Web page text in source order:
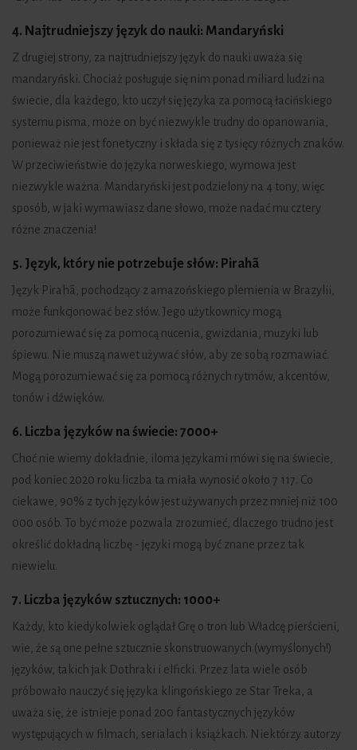
4. Najtrudniejszy język do nauki: Mandaryński
Z drugiej strony, za najtrudniejszy język do nauki uważa się
mandaryński. Chociaż posługuje się nim ponad miliard ludzi na
świecie, dla każdego, kto uczył się języka za pomocą łacińskiego
systemu pisma, może on być niezwykle trudny do opanowania,
ponieważ nie jest fonetyczny i składa się z tysięcy różnych znaków.
W przeciwieństwie do języka norweskiego, wymowa jest
niezwykle ważna. Mandaryński jest podzielony na 4 tony, więc
sposób, w jaki wymawiasz dane słowo, może nadać mu cztery
różne znaczenia!
5. Język, który nie potrzebuje słów: Pirahã
Język Pirahã, pochodzący z amazońskiego plemienia w Brazylii,
może funkcjonować bez słów. Jego użytkownicy mogą
porozumiewać się za pomocą nucenia, gwizdania, muzyki lub
śpiewu. Nie muszą nawet używać słów, aby ze sobą rozmawiać.
Mogą porozumiewać się za pomocą różnych rytmów, akcentów,
tonów i dźwięków.
6. Liczba języków na świecie: 7000+
Choć nie wiemy dokładnie, iloma językami mówi się na świecie,
pod koniec 2020 roku liczba ta miała wynosić około 7 117. Co
ciekawe, 90% z tych języków jest używanych przez mniej niż 100
000 osób. To być może pozwala zrozumieć, dlaczego trudno jest
określić dokładną liczbę - języki mogą być znane przez tak
niewielu.
7. Liczba języków sztucznych: 1000+
Każdy, kto kiedykolwiek oglądał Grę o tron lub Władcę pierścieni,
wie, że są one pełne sztucznie skonstruowanych (wymyślonych!)
języków, takich jak Dothraki i elficki. Przez lata wiele osób
próbowało nauczyć się języka klingońskiego ze Star Treka, a
uważa się, że istnieje ponad 200 fantastycznych języków
występujących w filmach, serialach i książkach. Niektórzy autorzy